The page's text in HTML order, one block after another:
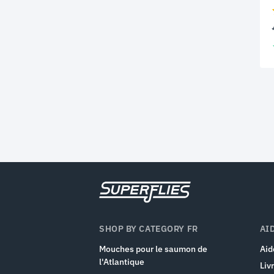
SHOP BY CATEGORY FR
Mouches pour le saumon de
l'Atlantique